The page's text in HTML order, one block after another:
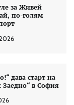
за Живей
по-голям
дава старт на
Заедно“ в София